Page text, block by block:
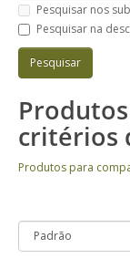
Pesquisar nos
Pesquisar na
critérios
Produtos para